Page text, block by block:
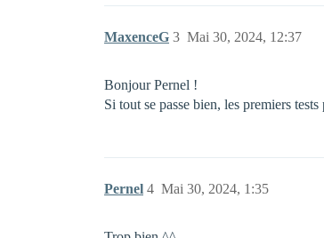
MaxenceG Mai 30, 2024, 12:37
3
Bonjour Pernel !
Si tout se passe bien, les premiers
Pernel Mai 30, 2024, 1:35
4